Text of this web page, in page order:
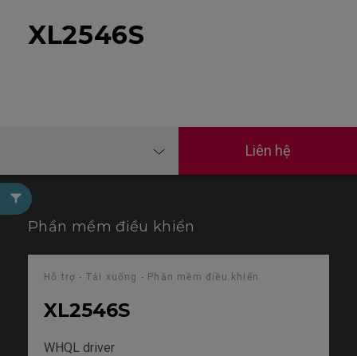
XL2546S
Liên hệ
Phần mềm điều khiển
Hỗ trợ - Tải xuống - Phần mềm điều khiển
XL2546S
WHQL driver